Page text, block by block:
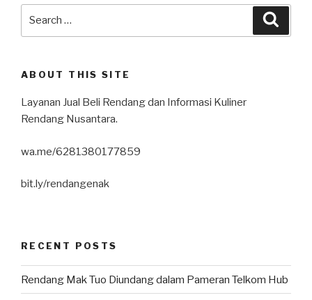
ABOUT THIS SITE
Layanan Jual Beli Rendang dan Informasi Kuliner
Rendang Nusantara.
wa.me/6281380177859
bit.ly/rendangenak
RECENT POSTS
Rendang Mak Tuo Diundang dalam Pameran Telkom Hub